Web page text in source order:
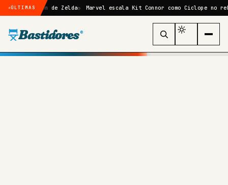
ÚLTIMAS
de Zelda Marvel escala Kit Connor como Ciclope no reboot de
Bastidores ®